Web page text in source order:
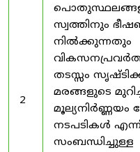
2
സ്വത്തിനും
നിൽക്കുന്നതും
തടസ്സം
മരങ്ങളുടെ
മൂല്യനിർണ്ണയം
നടപടികൾ
സംബന്ധിച്ചുള്ള